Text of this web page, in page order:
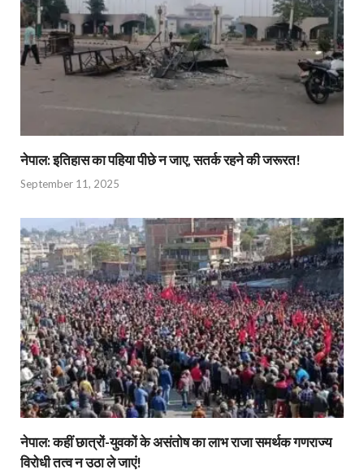
नेपाल: इतिहास का पहिया पीछे न जाए, सतर्क रहने की जरूरत!
September 11, 2025
नेपाल: कहीं छात्रों-युवकों के असंतोष का लाभ राजा समर्थक गणराज्य
विरोधी तत्व न उठा ले जाएं!